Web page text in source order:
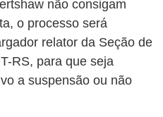
não consigam
o processo será
relator da Seção de
RS, para que seja
a suspensão ou não